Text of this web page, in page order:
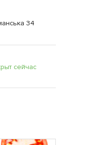
34
сейчас